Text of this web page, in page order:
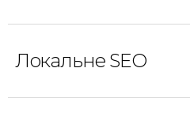
Локальне SEO